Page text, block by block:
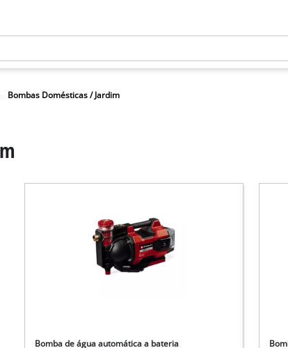
Bombas Domésticas / Jardim
Bomba de água automática a bateria